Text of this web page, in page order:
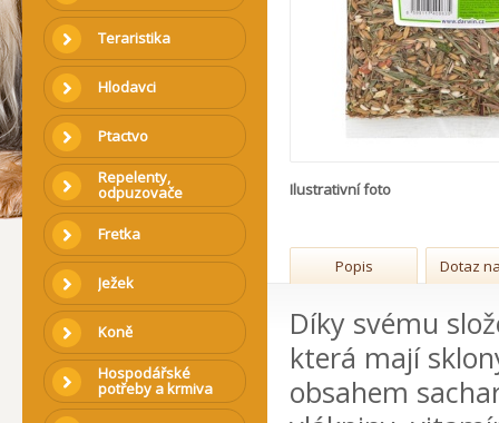
Teraristika
Hlodavci
Ptactvo
Repelenty,
odpuzovače
Fretka
Ježek
Koně
Hospodářské
potřeby a krmiva
Ilustrativní foto
Popis Dotaz
Díky svému
která mají
obsahem